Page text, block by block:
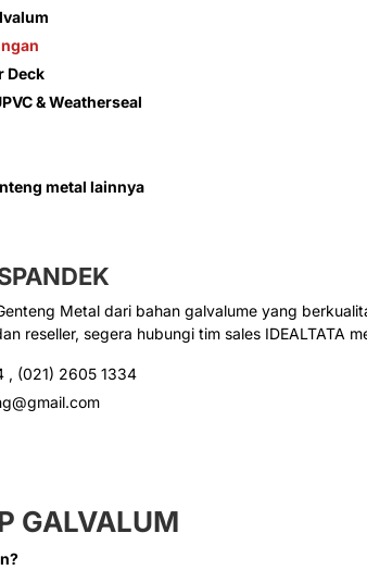
Deck
& Weatherseal
metal lainnya
Metal dari bahan galvalume yang
reseller, segera hubungi tim sales IDEALTATA
, (021) 2605 1334
GALVALUM